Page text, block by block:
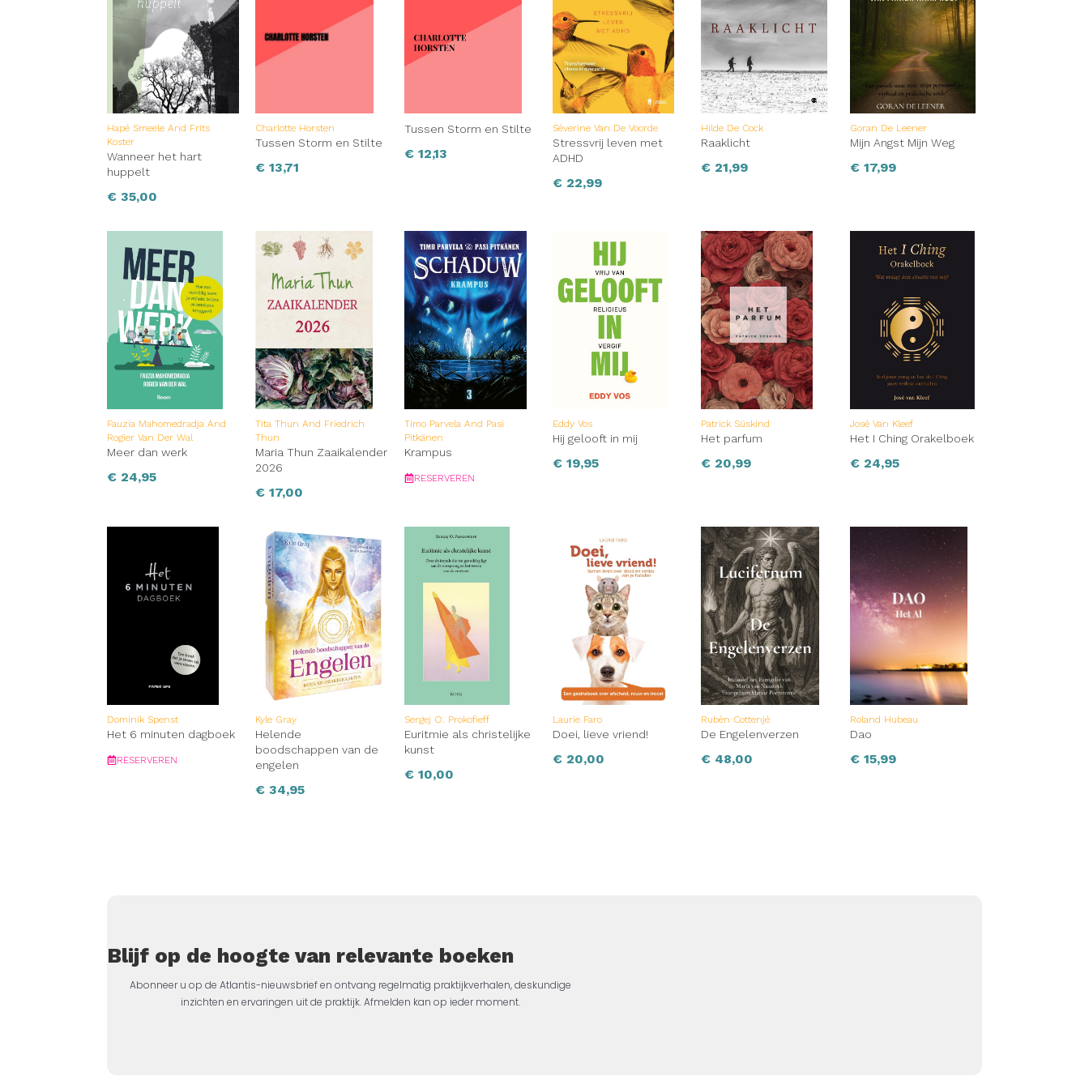
Hapé Smeele And Frits
Koster
Wanneer het hart
huppelt
€ 35,00
Charlotte Horsten
Tussen Storm en Stilte
€ 13,71
Tussen Storm en Stilte
€12,13
Séverine Van De Voorde
Stressvrij leven met
ADHD
€22,99
Hilde De Cock
Raaklicht
€ 21,99
Goran De Leener
Mijn Angst Mijn Weg
€17,99
Fauzia Mahomedradja And
Rogier Van Der Wal
Meer dan werk
€ 24,95
Tita Thun And Friedrich
Thun
Maria Thun Zaaikalender
2026
€ 17,00
Timo Parvela And Pasi
Pitkänen
Krampus
RESERVEREN
Eddy Vos
Hij gelooft in mij
€19,95
Patrick Süskind
Het parfum
€ 20,99
José Van Kleef
Het I Ching Orakelboek
€24,95
Dominik Spenst
Het 6 minuten dagboek
RESERVEREN
Kyle Gray
Helende
boodschappen van de
engelen
€ 34,95
Sergej O. Prokofieff
Euritmie als christelijke
kunst
€10,00
Laurie Faro
Doei, lieve vriend!
€20,00
Rubèn Cottenjé
De Engelenverzen
€ 48,00
Roland Hubeau
Dao
€15,99
Blijf op de hoogte van relevante boeken
Abonneer u op de Atlantis-nieuwsbrief en ontvang regelmatig praktijkverhalen, deskundige
inzichten en ervaringen uit de praktijk. Afmelden kan op ieder moment.